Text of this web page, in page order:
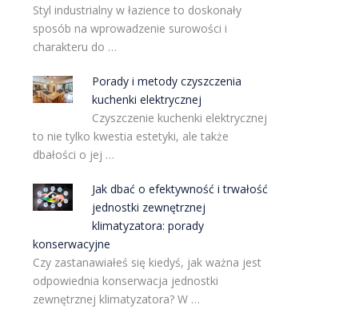
Styl industrialny w łazience to doskonały
sposób na wprowadzenie surowości i
charakteru do …
Porady i metody czyszczenia
kuchenki elektrycznej
Czyszczenie kuchenki elektrycznej
to nie tylko kwestia estetyki, ale także
dbałości o jej …
Jak dbać o efektywność i trwałość
jednostki zewnętrznej
klimatyzatora: porady
konserwacyjne
Czy zastanawiałeś się kiedyś, jak ważna jest
odpowiednia konserwacja jednostki
zewnętrznej klimatyzatora? W …